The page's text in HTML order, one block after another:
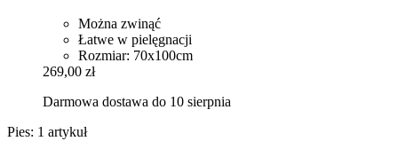
Można zwinąć
Łatwe w pielęgnacji
Rozmiar: 70x100cm
269,00 zł
Darmowa dostawa do 10 sierpnia
Pies: 1 artykuł